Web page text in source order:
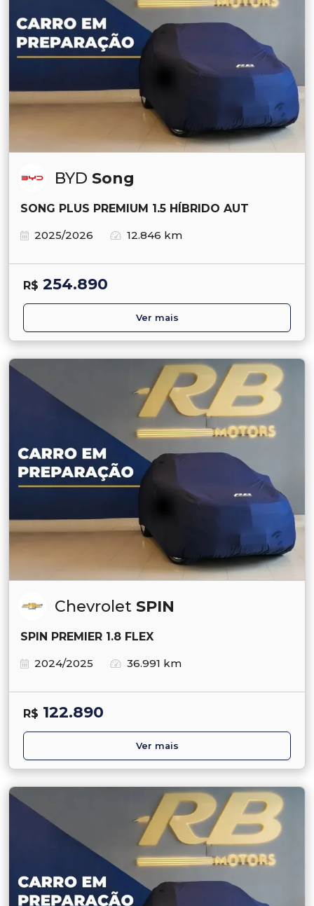
BYD Song
SONG PLUS PREMIUM 1.5 HÍBRIDO AUT
2025/2026
12.846 km
R$ 254.890
Ver mais
Chevrolet SPIN
SPIN PREMIER 1.8 FLEX
2024/2025
36.991 km
R$ 122.890
Ver mais